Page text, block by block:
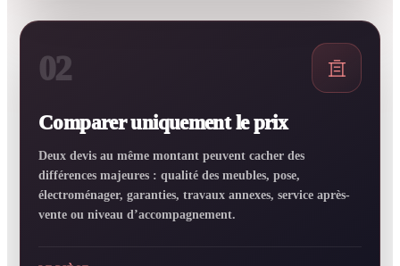
02
Comparer uniquement le prix
Deux devis au même montant peuvent cacher des
différences majeures : qualité des meubles, pose,
électroménager, garanties, travaux annexes, service après-
vente ou niveau d’accompagnement.